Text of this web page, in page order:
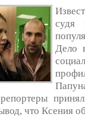
судя
Дело
репортеры
что Ксения